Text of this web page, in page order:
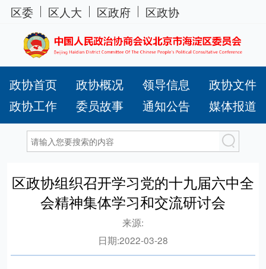
区委 区人大 区政府 区政协
政协首页 政协概况 领导信息
政协文件
政协工作
委员故事 通知公告 媒体报道
区政协组织召开学习党的十九届六中全
会精神集体学习和交流研讨会
来源:
日期:2022-03-28